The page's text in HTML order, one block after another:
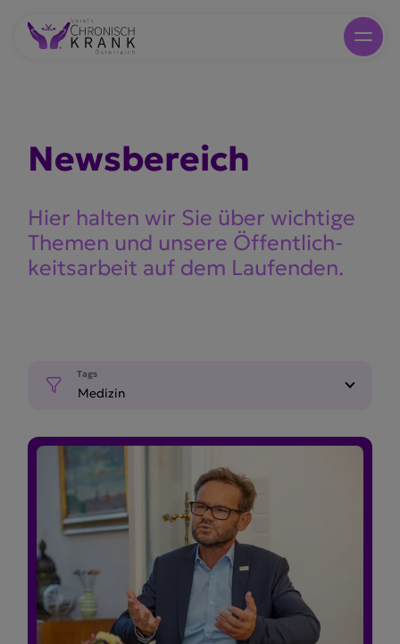
Newsbe­reich
Hier halten wir Sie über wichtige
Themen und unsere Öffent­lich­
keits­arbeit auf dem Laufenden.
Tags
Medizin